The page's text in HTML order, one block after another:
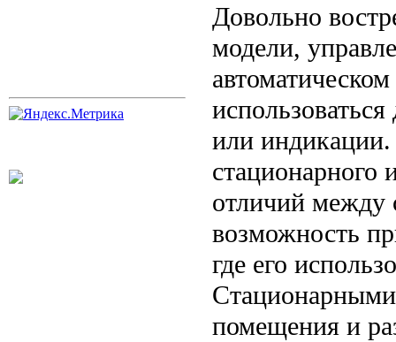
Довольно
модели,
или
отличий между
возможность
где его
помещения и